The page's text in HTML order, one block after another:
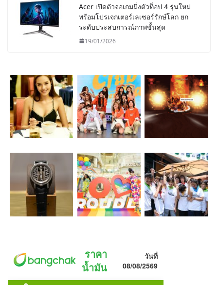
Acer เปิดตัวจอเกมมิ่งตัวท็อป 4 รุ่นใหม่
พร้อมโปรเจกเตอร์เลเซอร์รักษ์โลก ยก
ระดับประสบการณ์ภาพขั้นสุด
19/01/2026